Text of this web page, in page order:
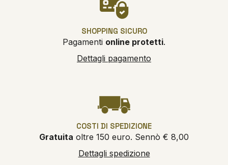
SHOPPING SICURO
Pagamenti online protetti.
Dettagli pagamento
COSTI DI SPEDIZIONE
Gratuita oltre 150 euro. Sennò € 8,00
Dettagli spedizione